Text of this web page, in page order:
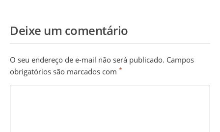
Deixe um comentário
O seu endereço de e-mail não será publicado. Campos
obrigatórios são marcados com *